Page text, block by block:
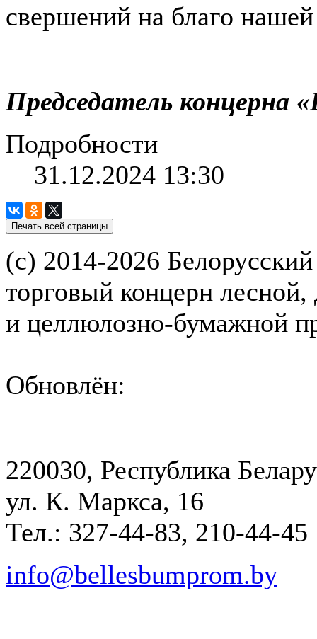
свершений на благо
Председатель
Подробности
31.12.2024 13:30
(с) 2014-2026
торговый концерн
и целлюлозно-бумажной
Обновлён:
220030, Республика
ул. К. Маркса, 16
Тел.: 327-44-83, 210-44-45
info@bellesbumprom.by